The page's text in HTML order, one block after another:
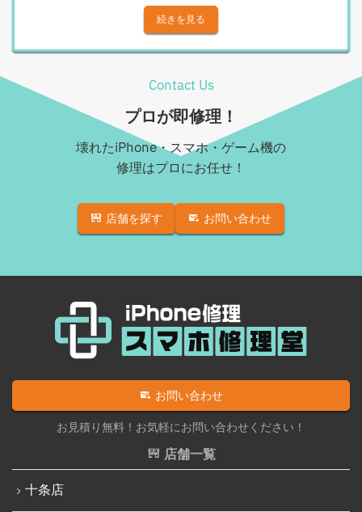
Androidその他部品修理
Androidロゴループ、システム復旧
Android基板破損修理（軽度）
良）
iPadバッテリー交換
iPad液晶パネル交換修理（画面表示不良）
iPad水没洗浄作業
iPadその他部品修理
Nintendo Switch修理実績
Nintendo Switchその他部品修理
Nintendo Switchバッテリー交換
iPhone XR
iPhone 11 Pro
iPhone SE（第2世代）
iPhone 12 mini
iPhone 12 Pro Max
iPhone 13 Pro
iPhone 13 Pro Max
iPhone SE（第3世代）
続きを見る
Contact Us
プロが即修理！
壊れたiPhone・スマホ・ゲーム機の
修理はプロにお任せ！
店舗を探す お問い合わせ
お問い合わせ
お見積り無料！お気軽にお問い合わせください！
店舗一覧
十条店